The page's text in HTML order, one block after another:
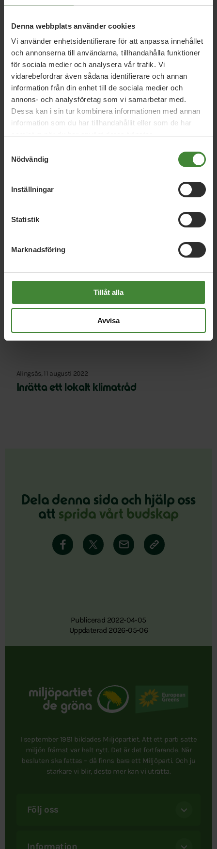
Denna webbplats använder cookies
Vi använder enhetsidentifierare för att anpassa innehållet
och annonserna till användarna, tillhandahålla funktioner
för sociala medier och analysera vår trafik. Vi
vidarebefordrar även sådana identifierare och annan
information från din enhet till de sociala medier och
annons- och analysföretag som vi samarbetar med.
Dessa kan i sin tur kombinera informationen med annan
information som du har tillhandahållit eller som de har
Nödvändig
Inställningar
Statistik
Marknadsföring
Tillåt alla
Avvisa
Rätt att må bra
Många lider av stress och utmattning. Barn och ungas
psykiska ohälsa har ökat. Trenden ska vändas. Vi vill
göra psykiatrin för barn och unga köfri – och skapa ett
samhälle där alla kan må bra.
Mer om Anna Hansson
Om politik
kommun
Den mest positiva kraften för miljön
Alingsås, 11 augusti 2022
Inrätta ett lokalt klimatråd
Dela denna sida och hjälp oss
att sprida vårt budskap
Publicerad 2022-04-05
Uppdaterad 2026-05-06
I september 1981 bildades Miljöpartiet. Att ett parti satte
miljön främst var helt nytt. Det är det fortfarande. När
besluten ska fattas – då finns bara ett Miljöparti. Och ju
starkare vi blir, desto mer kan vi uträtta.
Följ oss
Information